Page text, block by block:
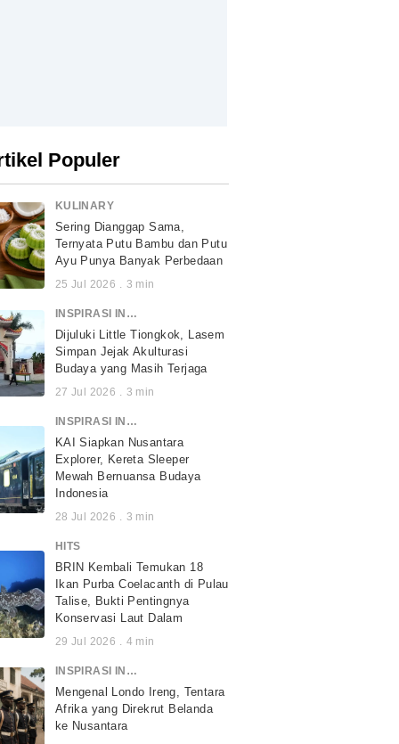
Populer
KULINARY
Sering Dianggap Sama,
Ternyata Putu Bambu dan Putu
Ayu Punya Banyak Perbedaan
25 Jul 2026 . 3 min
INSPIRASI INDONESIA
Dijuluki Little Tiongkok, Lasem
Simpan Jejak Akulturasi
Budaya yang Masih Terjaga
27 Jul 2026 . 3 min
INSPIRASI INDONESIA
KAI Siapkan Nusantara
Explorer, Kereta Sleeper
Mewah Bernuansa Budaya
Indonesia
28 Jul 2026 . 3 min
HITS
BRIN Kembali Temukan 18
Ikan Purba Coelacanth di Pulau
Talise, Bukti Pentingnya
Konservasi Laut Dalam
29 Jul 2026 . 4 min
INSPIRASI INDONESIA
Mengenal Londo Ireng, Tentara
Afrika yang Direkrut Belanda
ke Nusantara